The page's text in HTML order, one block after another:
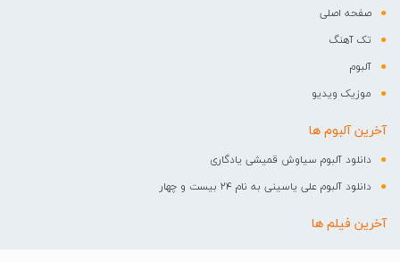
صفحه اصلی
تک آهنگ
آلبوم
موزیک ویدیو
آخرین آلبوم ها
دانلود آلبوم سیاوش قمیشی یادگاری
دانلود آلبوم علی یاسینی به نام ۲۴ بیست و چهار
آخرین فیلم ها